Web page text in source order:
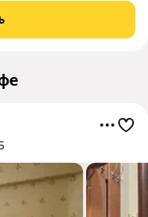
Действуют все